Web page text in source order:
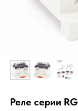
Реле серии